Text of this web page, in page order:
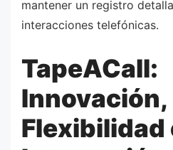
mantener un registro
interacciones telefónicas.
TapeACall:
Innovación,
Flexibilidad